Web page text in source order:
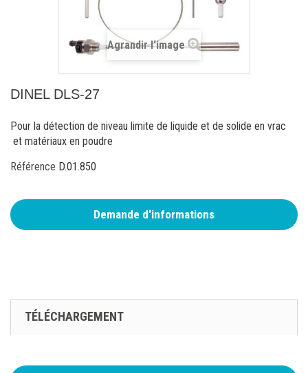
Agrandir l'image
DINEL DLS-27
Pour la détection de niveau limite de liquide et de solide en vrac
et matériaux en poudre
Référence D.01.850
Demande d'informations
TÉLÉCHARGEMENT